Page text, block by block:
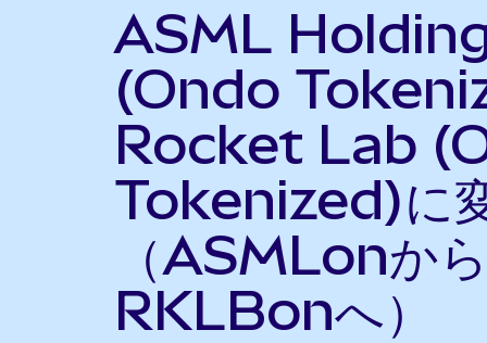
ASML
(Ondo
Rocket Lab
Tokenized)に
（ASMLonか
RKLBonへ）